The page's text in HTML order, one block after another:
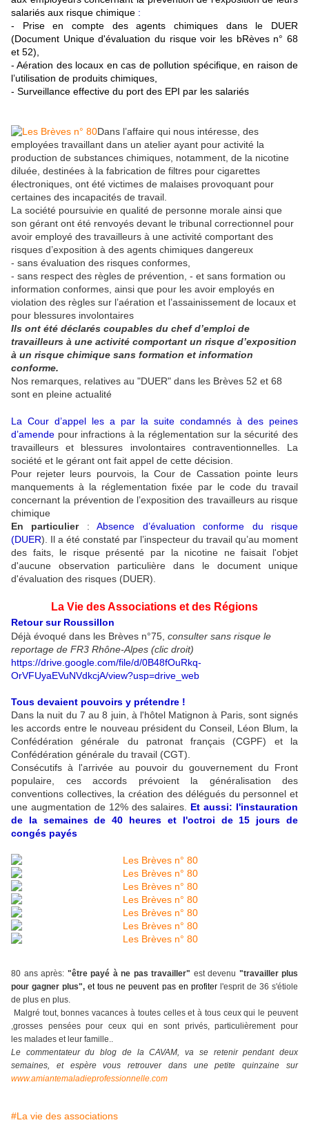
salariés aux risque chimique :
- Prise en compte des agents chimiques dans le DUER
(Document Unique d'évaluation du risque voir les bRèves n° 68
et 52),
- Aération des locaux en cas de pollution spécifique, en raison de
l’utilisation de produits chimiques,
- Surveillance effective du port des EPI par les salariés
Dans l’affaire qui nous intéresse, des
employées travaillant dans un atelier ayant pour activité la
production de substances chimiques, notamment, de la nicotine
diluée, destinées à la fabrication de filtres pour cigarettes
électroniques, ont été victimes de malaises provoquant pour
certaines des incapacités de travail.
La société poursuivie en qualité de personne morale ainsi que
son gérant ont été renvoyés devant le tribunal correctionnel pour
avoir employé des travailleurs à une activité comportant des
risques d’exposition à des agents chimiques dangereux
- sans évaluation des risques conformes,
- sans respect des règles de prévention, - et sans formation ou
information conformes, ainsi que pour les avoir employés en
violation des règles sur l’aération et l’assainissement de locaux et
pour blessures involontaires
Ils ont été déclarés coupables du chef d’emploi de
travailleurs à une activité comportant un risque d’exposition
à un risque chimique sans formation et information
conforme.
Nos remarques, relatives au "DUER" dans les Brèves 52 et 68
sont en pleine actualité
La Cour d’appel les a par la suite condamnés à des peines
d’amende pour infractions à la réglementation sur la sécurité des
travailleurs et blessures involontaires contraventionnelles. La
société et le gérant ont fait appel de cette décision.
Pour rejeter leurs pourvois, la Cour de Cassation pointe leurs
manquements à la réglementation fixée par le code du travail
concernant la prévention de l’exposition des travailleurs au risque
chimique
En particulier :Absence d’évaluation conforme du risque
(DUER). Il a été constaté par l’inspecteur du travail qu’au moment
des faits, le risque présenté par la nicotine ne faisait l'objet
d'aucune observation particulière dans le document unique
d'évaluation des risques (DUER).
La Vie des Associations et des Régions
Retour sur Roussillon
Déjà évoqué dans les Brèves n°75, consulter sans risque le
reportage de FR3 Rhône-Alpes (clic droit)
https://drive.google.com/file/d/0B48fOuRkq-
OrVFUyaEVuNVdkcjA/view?usp=drive_web
Tous devaient pouvoirs y prétendre !
Dans la nuit du 7 au 8 juin, à l'hôtel Matignon à Paris, sont signés
les accords entre le nouveau président du Conseil, Léon Blum, la
Confédération générale du patronat français (CGPF) et la
Confédération générale du travail (CGT).
Consécutifs à l'arrivée au pouvoir du gouvernement du Front
populaire, ces accords prévoient la généralisation des
conventions collectives, la création des délégués du personnel et
une augmentation de 12% des salaires.
Et aussi: l'instauration
de la semaines de 40 heures et l'octroi de 15 jours de
congés payés
80 ans après: "être payé à ne pas travailler" est devenu "travailler plus
pour gagner plus",et tous ne peuvent pas en profiterl'esprit de 36 s'étiole
de plus en plus.
Malgré tout, bonnes vacances à toutes celles et à tous ceux qui le peuvent
,grosses pensées pour ceux qui en sont privés, particulièrement pour
les malades et leur famille..
Le commentateur du blog de la CAVAM, va se retenir pendant deux
semaines, et espère vous retrouver dans une petite quinzaine sur
www.amiantemaladieprofessionnelle.com
#La vie des associations